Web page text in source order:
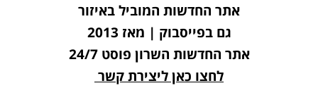
אתר החדשות המוביל באיזור
גם בפייסבוק | מאז 2013
אתר החדשות השרון פוסט 24/7
לחצו כאן ליצירת קשר